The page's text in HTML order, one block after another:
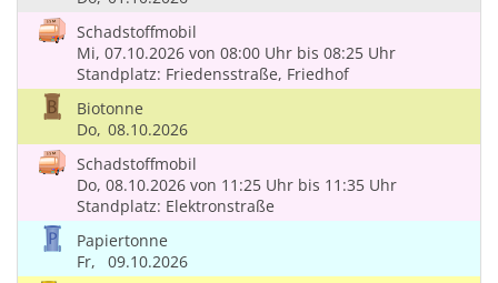
Schadstoffmobil
Mi, 07.10.2026 von 08:00 Uhr bis 08:25 Uhr
Standplatz: Friedensstraße, Friedhof
Biotonne
Do, 08.10.2026
Schadstoffmobil
Do, 08.10.2026 von 11:25 Uhr bis 11:35 Uhr
Standplatz: Elektronstraße
Papiertonne
Fr,
09.10.2026